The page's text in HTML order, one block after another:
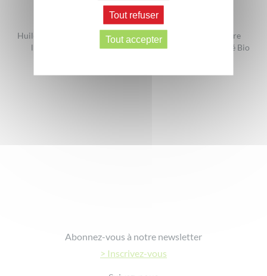
Huile lavante nourrissante à
l’extrait de calendula
Shampooing Micellaire
Parfumé Bébé – Certifié Bio
Abonnez-vous à notre newsletter
> Inscrivez-vous
Tout refuser
Tout accepter